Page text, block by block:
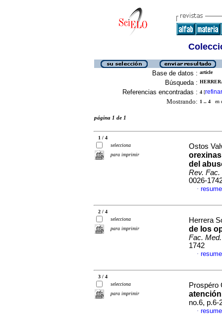
Base de datos : article
Búsqueda :
Referencias encontradas : 4 [refinar
Mostrando: 1 .. 4 en
página 1 de 1
1 / 4
selecciona
para imprimir
Ostos
del
Rev.
0026-
·
2 / 4
selecciona
para imprimir
Herrera
de los
Fac.
1742
·
3 / 4
selecciona
para imprimir
Prospéro
no.6, p.6-
·